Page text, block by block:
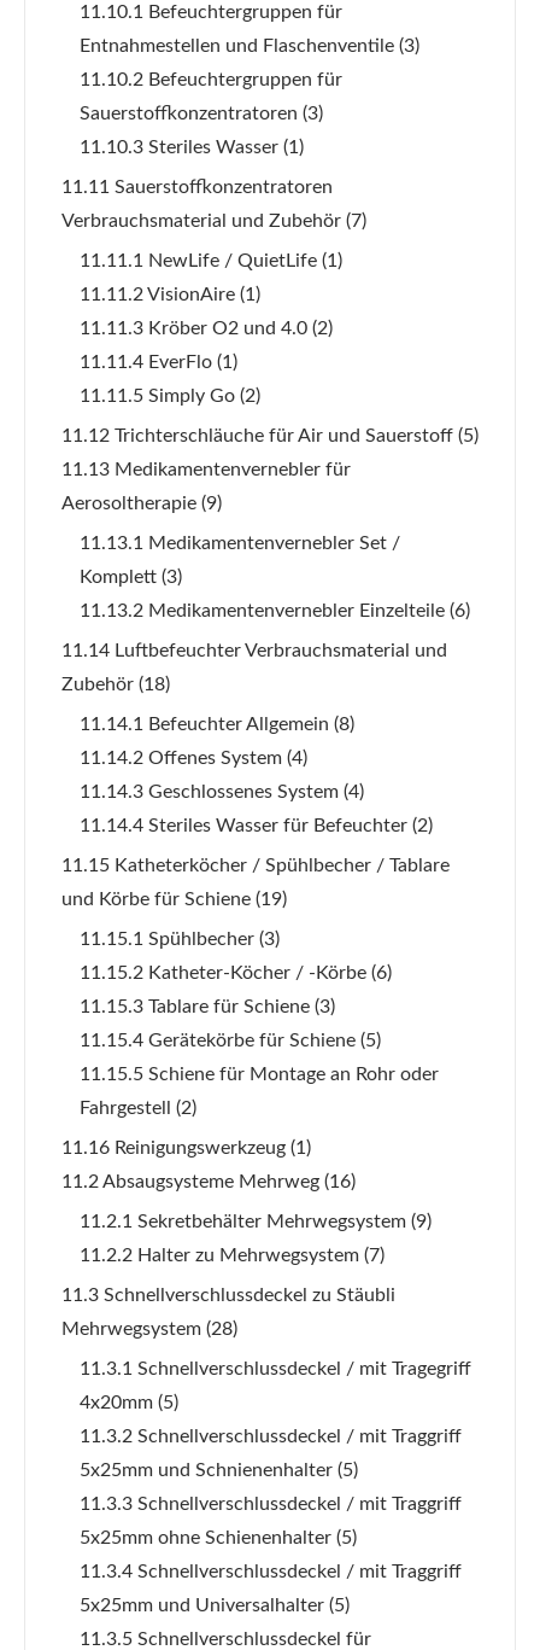
11.10.1 Befeuchtergruppen für
Entnahmestellen und Flaschenventile (3)
11.10.2 Befeuchtergruppen für
Sauerstoffkonzentratoren (3)
11.10.3 Steriles Wasser (1)
11.11 Sauerstoffkonzentratoren
Verbrauchsmaterial und Zubehör (7)
11.11.1 NewLife / QuietLife (1)
11.11.2 VisionAire (1)
11.11.3 Kröber O2 und 4.0 (2)
11.11.4 EverFlo (1)
11.11.5 Simply Go (2)
11.12 Trichterschläuche für Air und Sauerstoff (5)
11.13 Medikamentenvernebler für
Aerosoltherapie (9)
11.13.1 Medikamentenvernebler Set /
Komplett (3)
11.13.2 Medikamentenvernebler Einzelteile (6)
11.14 Luftbefeuchter Verbrauchsmaterial und
Zubehör (18)
11.14.1 Befeuchter Allgemein (8)
11.14.2 Offenes System (4)
11.14.3 Geschlossenes System (4)
11.14.4 Steriles Wasser für Befeuchter (2)
11.15 Katheterköcher / Spühlbecher / Tablare
und Körbe für Schiene (19)
11.15.1 Spühlbecher (3)
11.15.2 Katheter-Köcher / -Körbe (6)
11.15.3 Tablare für Schiene (3)
11.15.4 Gerätekörbe für Schiene (5)
11.15.5 Schiene für Montage an Rohr oder
Fahrgestell
(2)
11.16 Reinigungswerkzeug (1)
11.2 Absaugsysteme Mehrweg (16)
11.2.1 Sekretbehälter Mehrwegsystem (9)
11.2.2 Halter zu Mehrwegsystem (7)
11.3 Schnellverschlussdeckel zu Stäubli
Mehrwegsystem (28)
11.3.1 Schnellverschlussdeckel / mit Tragegriff
4x20mm (5)
11.3.2 Schnellverschlussdeckel / mit Traggriff
5x25mm und Schnienenhalter (5)
11.3.3 Schnellverschlussdeckel / mit Traggriff
5x25mm ohne Schienenhalter (5)
11.3.4 Schnellverschlussdeckel / mit Traggriff
5x25mm und Universalhalter (5)
11.3.5 Schnellverschlussdeckel für